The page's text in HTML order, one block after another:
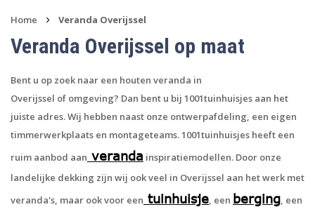
Home › Veranda Overijssel
Veranda Overijssel op maat
Bent u op zoek naar een houten veranda in
Overijssel of omgeving? Dan bent u bij 1001tuinhuisjes aan het
juiste adres. Wij hebben naast onze ontwerpafdeling, een eigen
timmerwerkplaats en montageteams. 1001tuinhuisjes heeft een
ruim aanbod aan veranda inspiratiemodellen. Door onze
landelijke dekking zijn wij ook veel in Overijssel aan het werk met
veranda's, maar ook voor een tuinhuisje, een berging, een